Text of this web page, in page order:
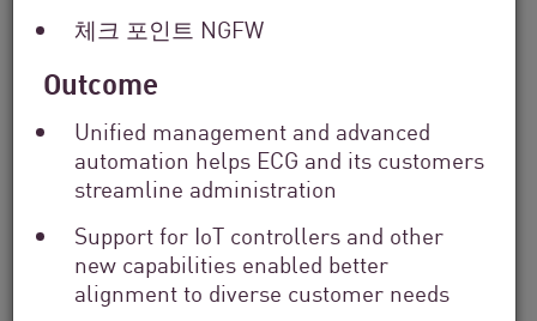
체크 포인트 NGFW
Outcome
Unified management and advanced
automation helps ECG and its customers
streamline administration
Support for IoT controllers and other
new capabilities enabled better
alignment to diverse customer needs
From Dashboard Chaos To A Single
지금 읽기 읽는 데 4분 소요